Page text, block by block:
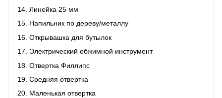
Линейка 25 мм
Напильник по дереву/металлу
Открывашка для бутылок
Электрический обжимной инструмент
Отвертка Филлипс
Средняя отвертка
Маленькая отвертка